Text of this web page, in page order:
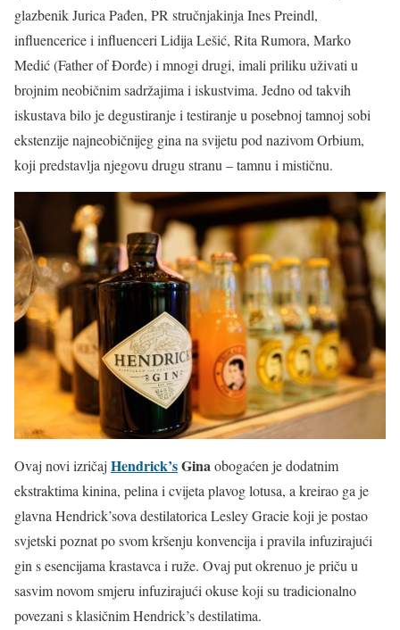
glazbenik Jurica Pađen, PR stručnjakinja Ines Preindl,
influencerice i influenceri Lidija Lešić, Rita Rumora, Marko
Medić (Father of Đorđe) i mnogi drugi, imali priliku uživati u
brojnim neobičnim sadržajima i iskustvima. Jedno od takvih
iskustava bilo je degustiranje i testiranje u posebnoj tamnoj sobi
ekstenzije najneobičnijeg gina na svijetu pod nazivom Orbium,
koji predstavlja njegovu drugu stranu – tamnu i mističnu.
Ovaj novi izričaj Hendrick’sGinaobogaćen je dodatnim
ekstraktima kinina, pelina i cvijeta plavog lotusa, a kreirao ga je
glavna Hendrick’sova destilatorica Lesley Gracie koji je postao
svjetski poznat po svom kršenju konvencija i pravila infuzirajući
gin s esencijama krastavca i ruže. Ovaj put okrenuo je priču u
sasvim novom smjeru infuzirajući okuse koji su tradicionalno
povezani s klasičnim Hendrick’s destilatima.